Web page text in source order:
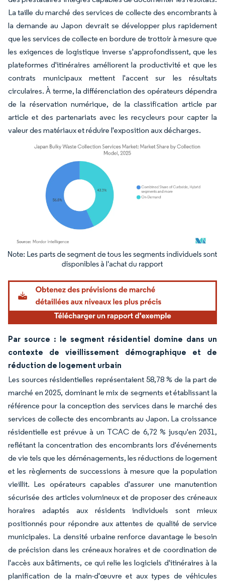
La taille du marché des services de collecte des encombrants à
la demande au Japon devrait se développer plus rapidement
que les services de collecte en bordure de trottoir à mesure que
les exigences de logistique inverse s'approfondissent, que les
plateformes d'itinéraires améliorent la productivité et que les
contrats municipaux mettent l'accent sur les résultats
circulaires. À terme, la différenciation des opérateurs dépendra
de la réservation numérique, de la classification article par
article et des partenariats avec les recycleurs pour capter la
valeur des matériaux et réduire l'exposition aux décharges.
Image © Mordor Intelligence. La réutilisation nécessite une attribution sous CC BY
Par source : le segment résidentiel domine dans un
contexte de vieillissement démographique et de
réduction de logement urbain
Les sources résidentielles représentaient 58,78 % de la part de
marché en 2025, dominant le mix de segments et établissant la
référence pour la conception des services dans le marché des
services de collecte des encombrants au Japon. La croissance
résidentielle est prévue à un TCAC de 6,72 % jusqu'en 2031,
reflétant la concentration des encombrants lors d'événements
de vie tels que les déménagements, les réductions de logement
et les règlements de successions à mesure que la population
vieillit. Les opérateurs capables d'assurer une manutention
sécurisée des articles volumineux et de proposer des créneaux
horaires adaptés aux résidents individuels sont mieux
positionnés pour répondre aux attentes de qualité de service
municipales. La densité urbaine renforce davantage le besoin
de précision dans les créneaux horaires et de coordination de
l'accès aux bâtiments, ce qui relie les logiciels d'itinéraires à la
planification de la main-d'œuvre et aux types de véhicules